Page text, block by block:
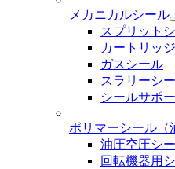
メカニカルシール
スプリット
カートリッ
ガスシール
スラリーシ
シールサポ
ポリマーシール
油圧空圧シ
回転機器用